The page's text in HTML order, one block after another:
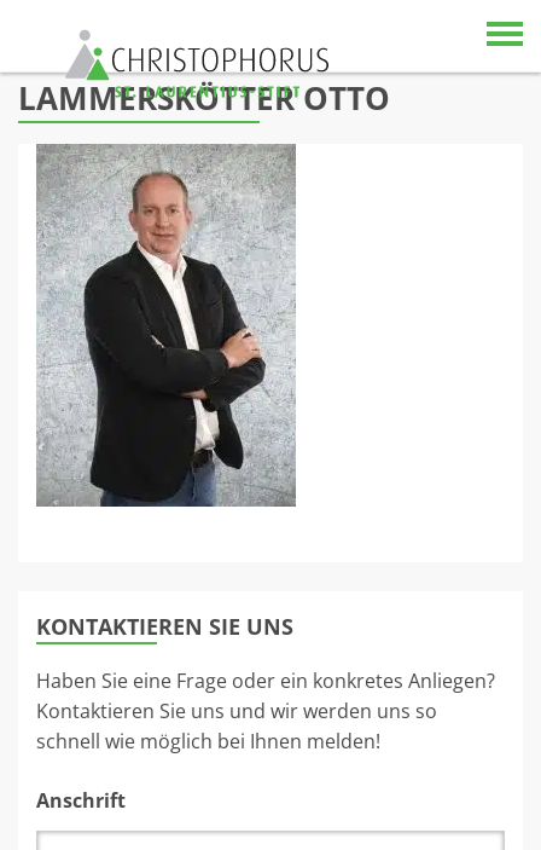
Skip to content
LAMMERSKÖTTER OTTO
KONTAKTIEREN SIE UNS
Haben Sie eine Frage oder ein konkretes Anliegen?
Kontaktieren Sie uns und wir werden uns so
schnell wie möglich bei Ihnen melden!
Anschrift